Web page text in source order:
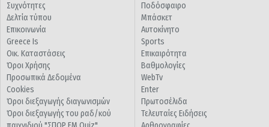
Συχνότητες
Δελτία τύπου
Επικοινωνία
Greece Is
Οικ. Καταστάσεις
Όροι Χρήσης
Προσωπικά Δεδομένα
Cookies
Όροι διεξαγωγής διαγωνισμών
Όροι διεξαγωγής του ραδ/κού
Ποδόσφαιρο
Μπάσκετ
Αυτοκίνητο
Sports
Επικαιρότητα
Βαθμολογίες
WebTv
Enter
Πρωτοσέλιδα
Τελευταίες Ειδήσεις